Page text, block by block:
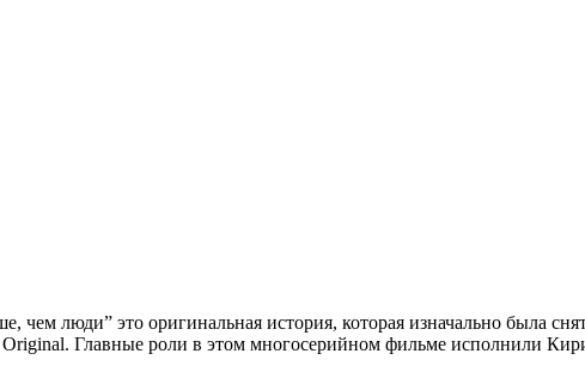
чем люди” это оригинальная история, которая изначально была
Главные роли в этом многосерийном фильме исполнили